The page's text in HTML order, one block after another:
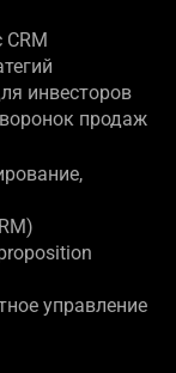
CRM
инвесторов
продаж
управление